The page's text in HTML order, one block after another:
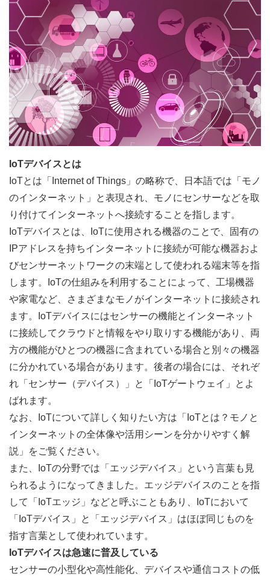
IoTデバイスとは
IoTとは「Internet of Things」の略称で、日本語では「モノ
のインターネット」と表現され、モノにセンサーなどを取
り付けてインターネットへ接続することを指します。
IoTデバイスとは、IoTに使用される機器のことで、固有の
IPアドレスを持ちインターネットに接続が可能な機器およ
びセンサーネットワークの末端として使われる端末等を指
します。IoTの仕組みを利用することによって、工場機器
や家電など、さまざまなモノがインターネットに接続され
ます。IoTデバイスにはセンサーの機能とインターネット
に接続してクラウドと情報をやり取りする機能があり、両
方の機能がひとつの機器に含まれている場合と別々の機器
に分かれている場合があります。後者の場合には、それぞ
れ「センサー（デバイス）」と「IoTゲートウェイ」とよ
ばれます。
なお、IoTについて詳しく知りたい方は「 IoTとは？モノと
インターネットの全体像や活用シーンを分かりやすく解
説 」をご覧ください。
また、IoTの分野では「エッジデバイス」という言葉も見
られるようになってきました。エッジデバイスのことを指
して「IoTエッジ」などと呼ぶこともあり、IoTにおいて
「IoTデバイス」と「エッジデバイス」はほぼ同じものを
指す言葉として使われています。
IoTデバイスは急速に普及している
センサーの小型化や高性能化、デバイスや通信コストの低